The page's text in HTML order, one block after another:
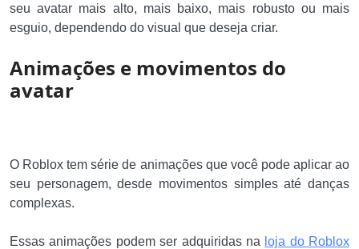
seu avatar mais alto, mais baixo, mais robusto ou mais
esguio, dependendo do visual que deseja criar.
Animações e movimentos do
avatar
O Roblox tem série de animações que você pode aplicar ao
seu personagem, desde movimentos simples até danças
complexas.
Essas animações podem ser adquiridas na loja do Roblox